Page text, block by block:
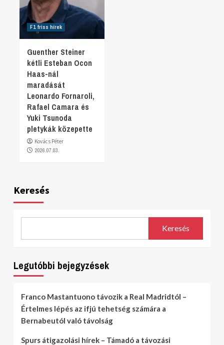
F1 friss hírek
Guenther Steiner
kétli Esteban Ocon
Haas-nál
maradását
Leonardo Fornaroli,
Rafael Camara és
Yuki Tsunoda
pletykák közepette
Kovács Péter
2026.07.03.
Keresés
Keresés
Legutóbbi bejegyzések
Franco Mastantuono távozik a Real Madridtól –
Értelmes lépés az ifjú tehetség számára a
Bernabeutól való távolság
Spurs átigazolási hírek – Támadó a távozási